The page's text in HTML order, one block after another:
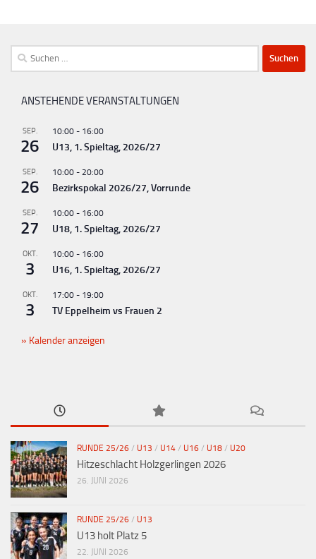
a
t
n
-
a
i
a
i
Suchen
nach:
ANSTEHENDE VERANSTALTUNGEN
SEP.
26
10:00 - 16:00
U13, 1. Spieltag, 2026/27
SEP.
26
10:00 - 20:00
Bezirkspokal 2026/27, Vorrunde
SEP.
27
10:00 - 16:00
U18, 1. Spieltag, 2026/27
OKT.
3
10:00 - 16:00
U16, 1. Spieltag, 2026/27
OKT.
3
17:00 - 19:00
TV Eppelheim vs Frauen 2
Kalender anzeigen
RUNDE 25/26 / U13 / U14 / U16 / U18 / U20
Hitzeschlacht Holzgerlingen 2026
26. JUNI 2026
RUNDE 25/26 / U13
U13 holt Platz 5
22. JUNI 2026